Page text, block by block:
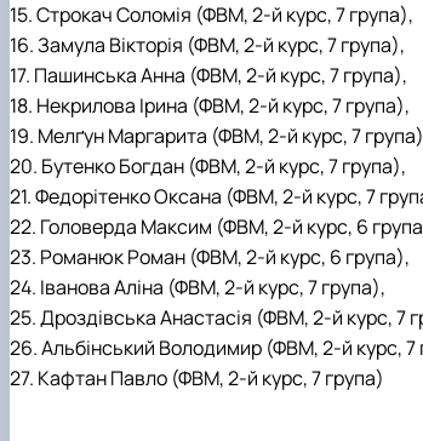
15. Строкач Соломія (ФВМ, 2-й курс, 7 група),
16. Замула Вікторія (ФВМ, 2-й курс, 7 група),
17. Пашинська Анна (ФВМ, 2-й курс, 7 група),
18. Некрилова Ірина (ФВМ, 2-й курс, 7 група),
19. Мелґун Маргарита (ФВМ, 2-й курс, 7
20. Бутенко Богдан (ФВМ, 2-й курс, 7 група),
21. Федорітенко Оксана (ФВМ, 2-й курс, 7
22. Головерда Максим (ФВМ, 2-й курс, 6
23. Романюк Роман (ФВМ, 2-й курс, 6 група),
24. Іванова Аліна (ФВМ, 2-й курс, 7 група),
25. Дроздівська Анастасія (ФВМ, 2-й курс, 7
26. Альбінський Володимир (ФВМ, 2-й курс, 7
27. Кафтан Павло (ФВМ, 2-й курс, 7 група)